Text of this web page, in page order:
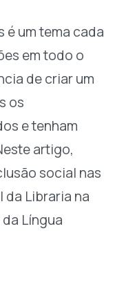
é um tema cada
em todo o
de criar um
os
e tenham
artigo,
social nas
da Libraria na
Língua